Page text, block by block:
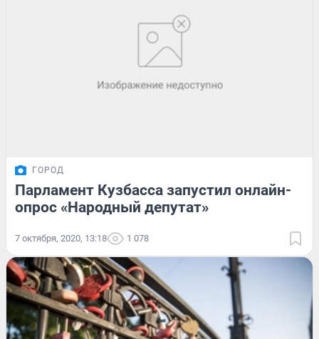
ГОРОД
Парламент Кузбасса запустил онлайн-
опрос «Народный депутат»
7 октября, 2020, 13:18 1 078